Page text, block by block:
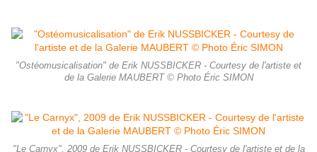
"Ostéomusicalisation" de Erik NUSSBICKER - Courtesy de l'artiste et
de la Galerie MAUBERT © Photo Éric SIMON
"Le Carnyx", 2009 de Erik NUSSBICKER - Courtesy de l'artiste et de la